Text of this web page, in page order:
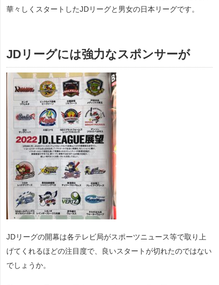
華々しくスタートしたJDリーグと男女の日本リーグです。
JDリーグには強力なスポンサーが
JDリーグの開幕は各テレビ局がスポーツニュース等で取り上
げてくれるほどの注目度で、良いスタートが切れたのではない
でしょうか。